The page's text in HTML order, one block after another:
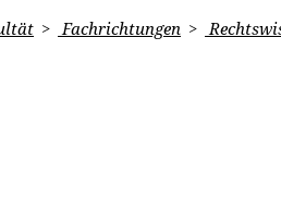
Fachrichtungen